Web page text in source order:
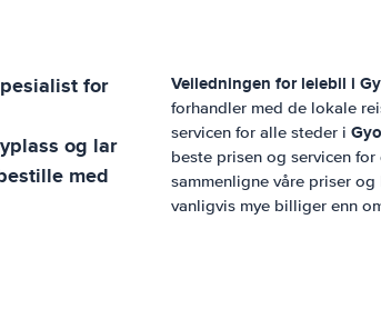
for
og lar
med
Veiledningen for leiebil i
forhandler med de lokale
servicen for alle steder i
beste prisen og servicen
sammenligne våre priser
vanligvis mye billiger enn